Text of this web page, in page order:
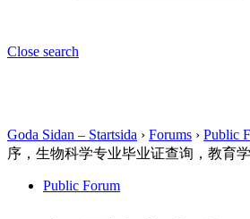
Close search
Goda Sidan – Startsida › Forums › Public
序，生物科学专业毕业证查询，教育
Public Forum